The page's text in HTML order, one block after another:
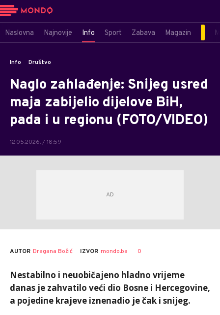
Naslovna Najnovije Info Sport Zabava Magazin
Info Društvo
Naglo zahlađenje: Snijeg usred
maja zabijelio dijelove BiH,
pada i u regionu (FOTO/VIDEO)
12.05.2026. / 18:59
AUTOR Dragana Božić IZVOR mondo.ba 0
Nestabilno i neuobičajeno hladno vrijeme
danas je zahvatilo veći dio Bosne i Hercegovine,
a pojedine krajeve iznenadio je čak i snijeg.